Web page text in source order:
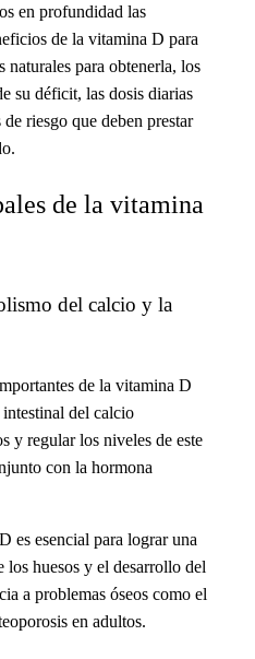
en profundidad las
de la vitamina D para
naturales para obtenerla, los
su déficit, las dosis diarias
riesgo que deben prestar
de la vitamina
del calcio y la
de la vitamina D
del calcio
y regular los niveles de este
con la hormona
es esencial para lograr una
los huesos y el desarrollo del
a problemas óseos como el
en adultos.